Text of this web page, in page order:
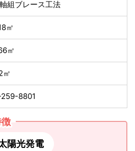
組ブレース工法
㎡
㎡
㎡
8801
陽光発電